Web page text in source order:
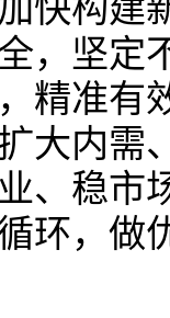
快构建
，坚定
精准有
大内需
、稳市
环，做